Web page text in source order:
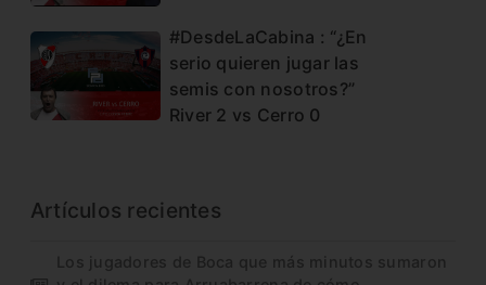
#DesdeLaCabina : “¿En
serio quieren jugar las
semis con nosotros?”
River 2 vs Cerro 0
Artículos recientes
Los jugadores de Boca que más minutos sumaron